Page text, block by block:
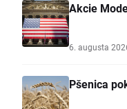
Akcie
6. augusta
Pšenica